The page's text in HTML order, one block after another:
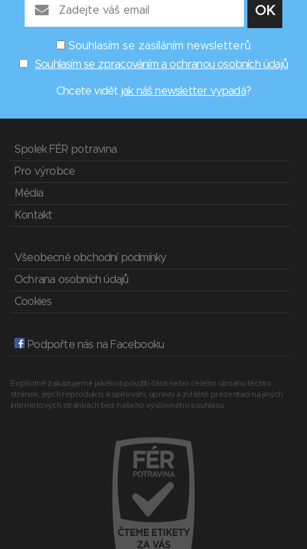
Souhlasím se zasíláním newsletterů
Souhlasím se zpracováním a ochranou osobních údajů
Chcete vidět jak náš newsletter vypadá?
Spolek FÉR potravina
Pro výrobce
Média
Kontakt
Všeobecné obchodní podmínky
Ochrana osobních údajů
Cookies
Podpořte nás na Facebooku
Explicitně zakazujeme jakékoli použití části nebo celého obsahu těchto
stránek, jejich reprodukci, kopírování, úpravu a zvláště prezentaci na jiných
internetových stránkách bez našeho výslovného souhlasu.